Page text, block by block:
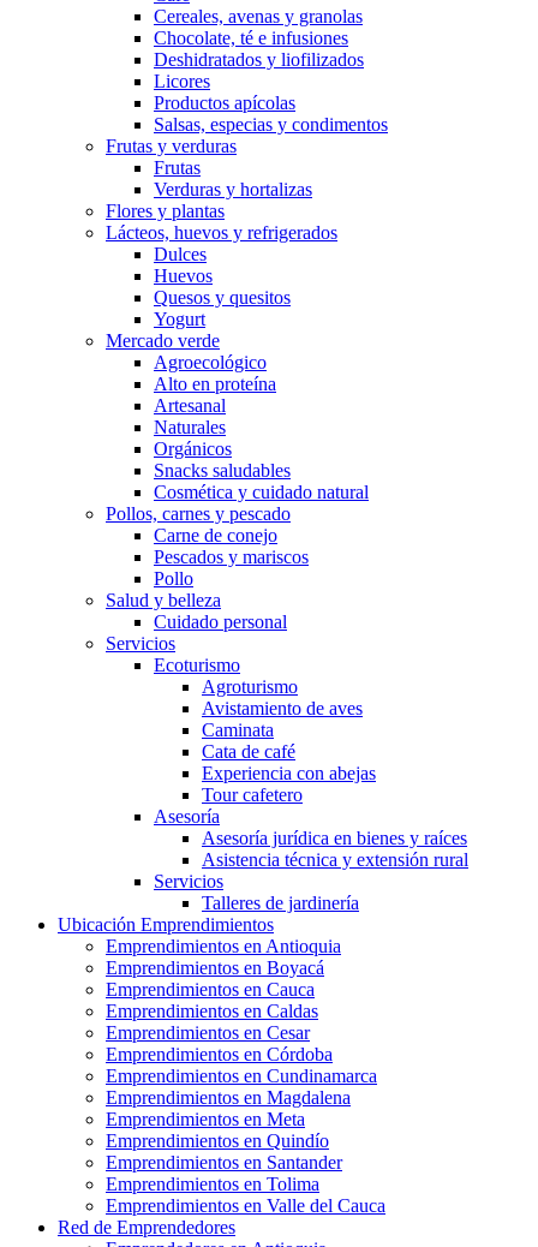
Cereales, avenas y granolas
Chocolate, té e infusiones
Deshidratados y liofilizados
Licores
Productos apícolas
Salsas, especias y condimentos
Frutas y verduras
Frutas
Verduras y hortalizas
Flores y plantas
Lácteos, huevos y refrigerados
Dulces
Huevos
Quesos y quesitos
Yogurt
Mercado verde
Agroecológico
Alto en proteína
Artesanal
Naturales
Orgánicos
Snacks saludables
Cosmética y cuidado natural
Pollos, carnes y pescado
Carne de conejo
Pescados y mariscos
Pollo
Salud y belleza
Cuidado personal
Servicios
Ecoturismo
Agroturismo
Avistamiento de aves
Caminata
Cata de café
Experiencia con abejas
Tour cafetero
Asesoría
Asesoría jurídica en bienes y raíces
Asistencia técnica y extensión rural
Servicios
Talleres de jardinería
Ubicación Emprendimientos
Emprendimientos en Antioquia
Emprendimientos en Boyacá
Emprendimientos en Cauca
Emprendimientos en Caldas
Emprendimientos en Cesar
Emprendimientos en Córdoba
Emprendimientos en Cundinamarca
Emprendimientos en Magdalena
Emprendimientos en Meta
Emprendimientos en Quindío
Emprendimientos en Santander
Emprendimientos en Tolima
Emprendimientos en Valle del Cauca
Red de Emprendedores